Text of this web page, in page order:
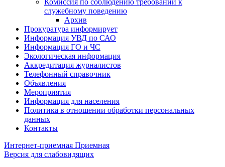
Комиссия по соблюдению требований к
служебному поведению
Архив
Прокуратура информирует
Информация УВД по САО
Информация ГО и ЧС
Экологическая информация
Аккредитация журналистов
Телефонный справочник
Объявления
Мероприятия
Информация для населения
Политика в отношении обработки персональных
данных
Контакты
Интернет-приемная Приемная
Версия для слабовидящих